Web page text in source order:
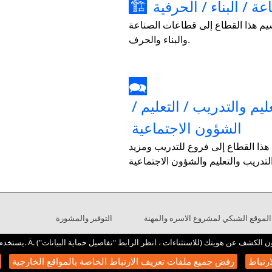
🏗 / البناء / الحرفية
هذا القطاع إلى قطاعات الصناعة
والبناء والحرف.
🗪
والتدريب / التعليم /
الشؤون الاجتماعية
القطاع إلى فروع للتدريب ومزيد
رفض جميع ملفات تعريف الارتباط الخاصة بالمواقع الخارجية
التوفير والمشورة الموقع الشبكي لمشروع الاسره والمهنة